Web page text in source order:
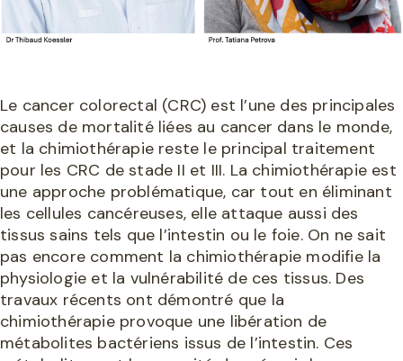
Le cancer colorectal (CRC) est l’une des principales
causes de mortalité liées au cancer dans le monde,
et la chimiothérapie reste le principal traitement
pour les CRC de stade II et III. La chimiothérapie est
une approche problématique, car tout en éliminant
les cellules cancéreuses, elle attaque aussi des
tissus sains tels que l’intestin ou le foie. On ne sait
pas encore comment la chimiothérapie modifie la
physiologie et la vulnérabilité de ces tissus. Des
travaux récents ont démontré que la
chimiothérapie provoque une libération de
métabolites bactériens issus de l’intestin. Ces